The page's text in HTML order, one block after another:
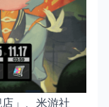
」、米游社